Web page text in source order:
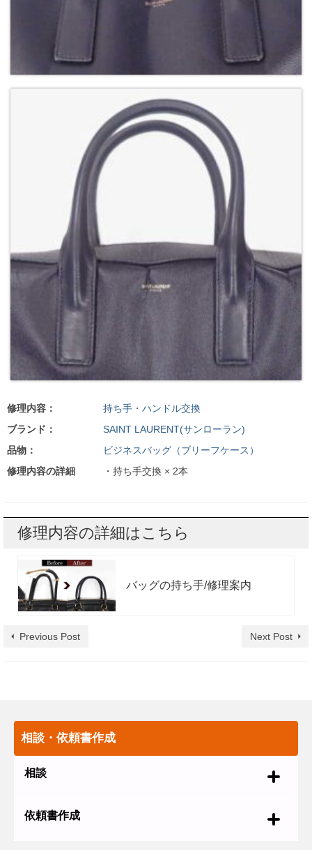
修理内容：
持ち手・ハンドル交換
ブランド：
SAINT LAURENT(サンローラン)
品物：
ビジネスバッグ（ブリーフケース）
修理内容の詳細
・持ち手交換 × 2本
修理内容の詳細はこちら
バッグの持ち手/修理案内
Previous Post Next Post
相談・依頼書作成
相談
依頼書作成